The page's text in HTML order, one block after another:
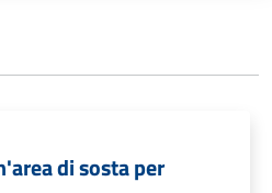
di sosta per